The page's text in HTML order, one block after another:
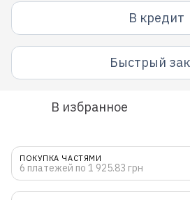
В кредит
Быстрый
В избранное
ПОКУПКА ЧАСТЯМИ
6 платежей по 1 925.83 грн